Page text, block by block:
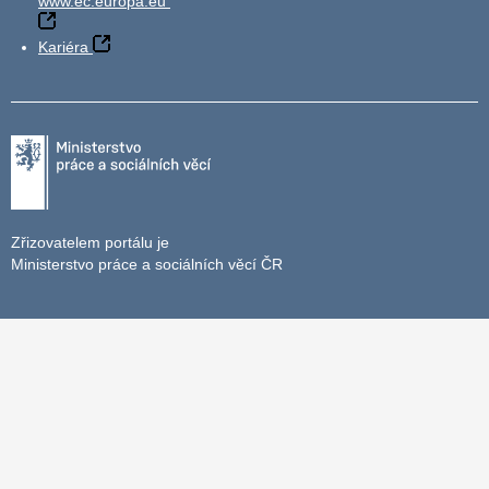
Kariéra
Zřizovatelem portálu je
Ministerstvo práce a sociálních věcí ČR